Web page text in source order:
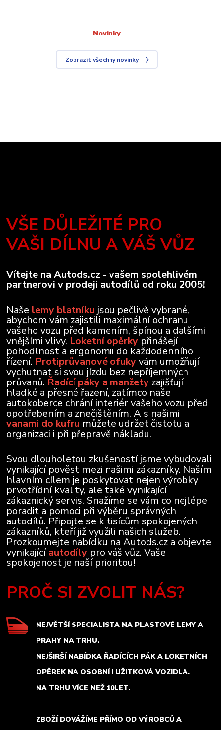
Novinky
Zobrazit všechny novinky
VŠE DŮLEŽITÉ PRO
VAŠI DÍLNU A VÁŠ VŮZ
Vítejte na Autods.cz - vašem spolehlivém
partnerovi v prodeji autodílů od roku 2005!
Naše lemy blatníku jsou pečlivě vybrané,
abychom vám zajistili maximální ochranu
vašeho vozu před kamením, špínou a dalšími
vnějšími vlivy. Loketní opěrky přinášejí
pohodlnost a ergonomii do každodenního
řízení. Protiprůvanové ofukyvám umožňují
vychutnat si svou jízdu bez nepříjemných
průvanů. Řadící páky a manžety zajišťují
hladké a přesné řazení, zatímco naše
autokoberce chrání interiér vašeho vozu před
opotřebením a znečištěním. A s našimi
vanami do kufru můžete udržet čistotu a
organizaci i při přepravě nákladu.
Svou dlouholetou zkušeností jsme vybudovali
vynikající pověst mezi našimi zákazníky. Naším
hlavním cílem je poskytovat nejen výrobky
prvotřídní kvality, ale také vynikající
zákaznický servis. Snažíme se vám co nejlépe
poradit a pomoci při výběru správných
autodílů. Připojte se k tisícům spokojených
zákazníků, kteří již využili našich služeb.
Prozkoumejte nabídku na Autods.cz a objevte
vynikajícíautodíly pro váš vůz. Vaše
spokojenost je naší prioritou!
PROČ SI ZVOLIT NÁS?
NEJVĚTŠÍ SPECIALISTA NA PLASTOVÉ LEMY A
PRAHY NA TRHU.
NEJŠIRŠÍ NABÍDKA ŘADÍCÍCH PÁK A LOKETNÍCH
OPĚREK NA OSOBNÍ I UŽITKOVÁ VOZIDLA.
NA TRHU VÍCE NEŽ 10LET.
ZBOŽÍ DOVÁŽÍME PŘÍMO OD VÝROBCŮ A